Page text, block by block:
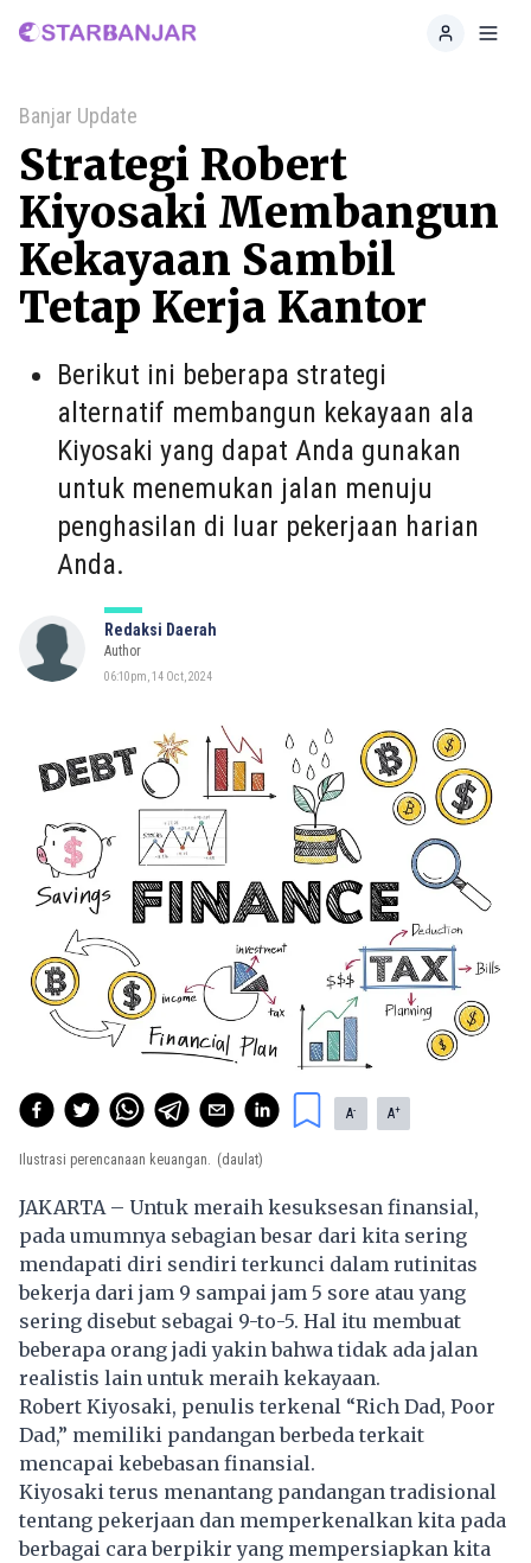
Home
Banjar Update
Strategi Robert
Kiyosaki Membangun
Kekayaan Sambil
Tetap Kerja Kantor
Berikut ini beberapa strategi
alternatif membangun kekayaan ala
Kiyosaki yang dapat Anda gunakan
untuk menemukan jalan menuju
penghasilan di luar pekerjaan harian
Anda.
Redaksi Daerah
Author
06:10pm, 14 Oct, 2024
A- A+
Ilustrasi perencanaan keuangan. (daulat)
JAKARTA – Untuk meraih kesuksesan finansial,
pada umumnya sebagian besar dari kita sering
mendapati diri sendiri terkunci dalam rutinitas
bekerja dari jam 9 sampai jam 5 sore atau yang
sering disebut sebagai 9-to-5. Hal itu membuat
beberapa orang jadi yakin bahwa tidak ada jalan
realistis lain untuk meraih kekayaan.
Robert Kiyosaki, penulis terkenal “Rich Dad, Poor
Dad,” memiliki pandangan berbeda terkait
mencapai kebebasan finansial.
Kiyosaki terus menantang pandangan tradisional
tentang pekerjaan dan memperkenalkan kita pada
berbagai cara berpikir yang mempersiapkan kita